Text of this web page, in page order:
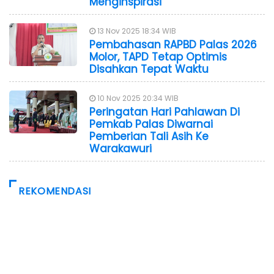
13 Nov 2025 18:34 WIB
Pembahasan RAPBD Palas 2026
Molor, TAPD Tetap Optimis
Disahkan Tepat Waktu
10 Nov 2025 20:34 WIB
Peringatan Hari Pahlawan Di
Pemkab Palas Diwarnai
Pemberian Tali Asih Ke
Warakawuri
REKOMENDASI